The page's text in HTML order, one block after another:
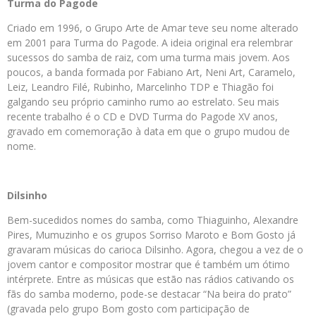
Turma do Pagode
Criado em 1996, o Grupo Arte de Amar teve seu nome alterado
em 2001 para Turma do Pagode. A ideia original era relembrar
sucessos do samba de raiz, com uma turma mais jovem. Aos
poucos, a banda formada por Fabiano Art, Neni Art, Caramelo,
Leiz, Leandro Filé, Rubinho, Marcelinho TDP e Thiagão foi
galgando seu próprio caminho rumo ao estrelato. Seu mais
recente trabalho é o CD e DVD Turma do Pagode XV anos,
gravado em comemoração à data em que o grupo mudou de
nome.
Dilsinho
Bem-sucedidos nomes do samba, como Thiaguinho, Alexandre
Pires, Mumuzinho e os grupos Sorriso Maroto e Bom Gosto já
gravaram músicas do carioca Dilsinho. Agora, chegou a vez de o
jovem cantor e compositor mostrar que é também um ótimo
intérprete. Entre as músicas que estão nas rádios cativando os
fãs do samba moderno, pode-se destacar “Na beira do prato”
(gravada pelo grupo Bom gosto com participação de